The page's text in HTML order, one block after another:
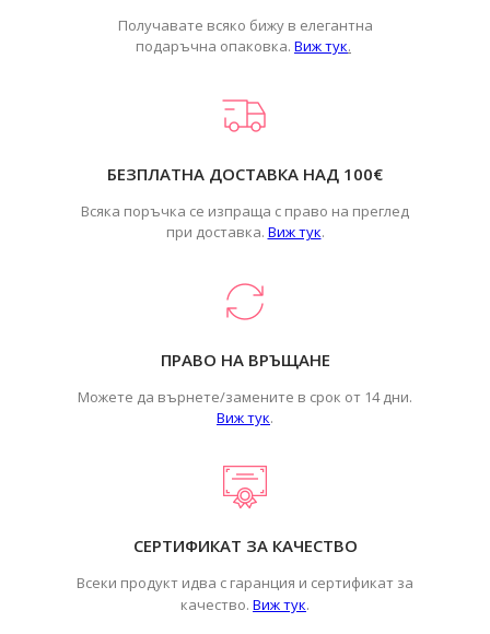
Получавате всяко бижу в елегантна
подаръчна опаковка. Виж тук.
БЕЗПЛАТНА ДОСТАВКА НАД 100€
Всяка поръчка се изпраща с право на преглед
при доставка. Виж тук.
ПРАВО НА ВРЪЩАНЕ
Можете да върнете/замените в срок от 14 дни.
Виж тук.
СЕРТИФИКАТ ЗА КАЧЕСТВО
Всеки продукт идва с гаранция и сертификат за
качество. Виж тук.